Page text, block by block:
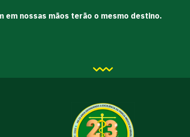
nossas mãos terão o mesmo destino.